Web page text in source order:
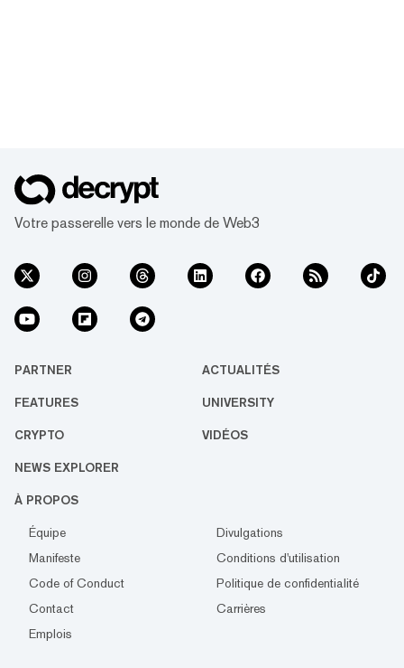
Votre passerelle vers le monde de Web3
PARTNER ACTUALITÉS
FEATURES UNIVERSITY
CRYPTO VIDÉOS
NEWS EXPLORER
À PROPOS
Équipe
Divulgations
Manifeste
Conditions d'utilisation
Code of Conduct
Politique de confidentialité
Contact
Carrières
Emplois